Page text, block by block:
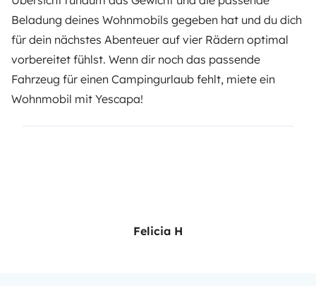
Beladung deines Wohnmobils gegeben hat und du dich
für dein nächstes Abenteuer auf vier Rädern optimal
vorbereitet fühlst. Wenn dir noch das passende
Fahrzeug für einen Campingurlaub fehlt, miete ein
Wohnmobil mit Yescapa!
Felicia H